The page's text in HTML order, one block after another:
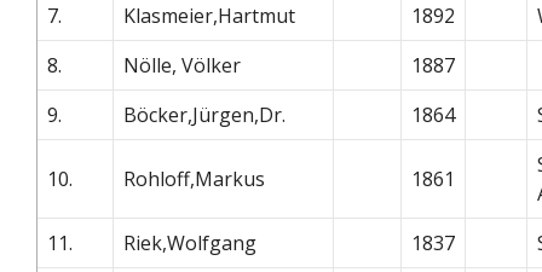
7.
Klasmeier,Hartmut 1892
8.
Nölle, Völker
1887
9.
Böcker,Jürgen,Dr. 1864
10. Rohloff,Markus 1861
11.
Riek,Wolfgang 1837